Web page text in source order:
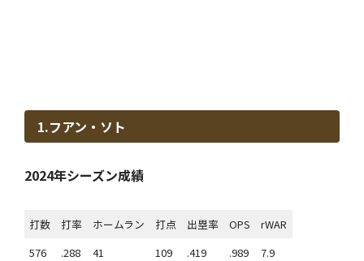
1.フアン・ソト
2024年シーズン成績
打数 打率 ホームラン 打点 出塁率 OPS
rWAR
576
.288 41 109 .419 .989 7.9